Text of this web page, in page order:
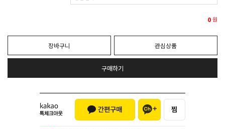
0원
장바구니 관심상품
구매하기